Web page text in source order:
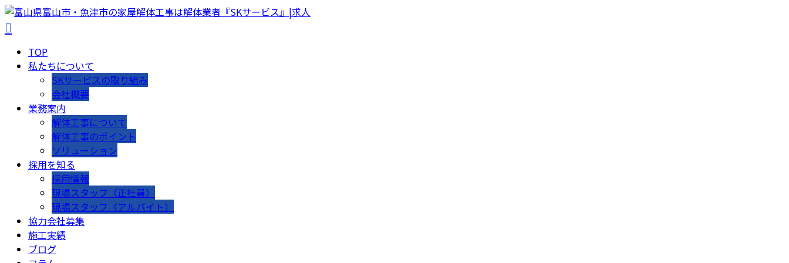
TOP
私たちについて
SKサービスの取り組み
会社概要
業務案内
解体工事について
解体工事のポイント
ソリューション
採用を知る
採用情報
現場スタッフ（正社員）
現場スタッフ（アルバイト）
協力会社募集
施工実績
ブログ